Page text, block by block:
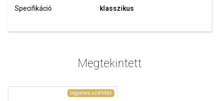
Specifikáció klasszikus
Megtekintett
Ingyenes szállítás